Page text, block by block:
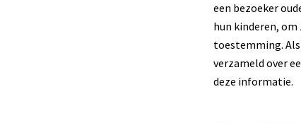
een bezoeker
hun kinderen,
toestemming.
verzameld over
deze informatie.